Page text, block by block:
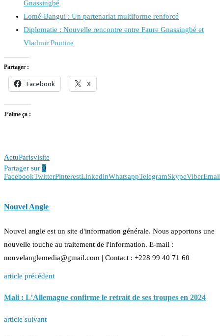
Gnassingbé
Lomé-Bangui : Un partenariat multiforme renforcé
Diplomatie : Nouvelle rencontre entre Faure Gnassingbé et
Vladmir Poutine
Partager :
Facebook X
J’aime ça :
ActuParisvisite
Partager sur 0
FacebookTwitterPinterestLinkedinWhatsappTelegramSkypeViber
Nouvel Angle
Nouvel angle est un site d'information générale. Nous apportons une
nouvelle touche au traitement de l'information. E-mail :
nouvelanglemedia@gmail.com | Contact : +228 99 40 71 60
article précédent
Mali : L’Allemagne confirme le retrait de ses troupes en 2024
article suivant